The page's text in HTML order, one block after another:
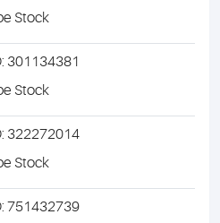
Stock
301134381
Stock
322272014
Stock
751432739